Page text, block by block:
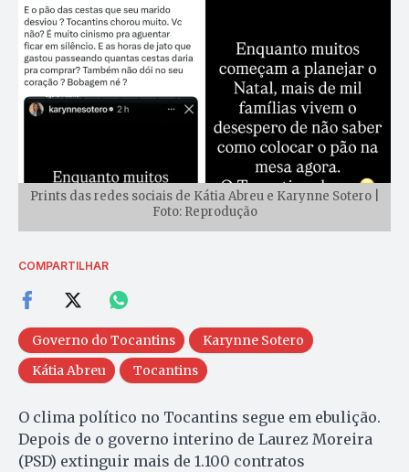
Prints das redes sociais de Kátia Abreu e Karynne Sotero |
Foto: Reprodução
COMPARTILHAR
Governo do Tocantins
Karynne Sotero
Kátia Abreu
Tocantins
O clima político no Tocantins segue em ebulição.
Depois de o governo interino de Laurez Moreira
(PSD) extinguir mais de 1.100 contratos